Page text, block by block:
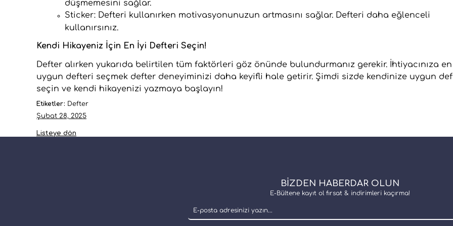
düşmemesini sağlar.
Sticker: Defteri kullanırken motivasyonunuzun artmasını sağlar. Defteri daha eğlenceli
kullanırsınız.
Kendi Hikayeniz İçin En İyi Defteri Seçin!
Defter alırken yukarıda belirtilen tüm faktörleri göz önünde bulundurmanız gerekir. İhtiyacınıza en
uygun defteri seçmek defter deneyiminizi daha keyifli hale getirir. Şimdi sizde kendinize uygun
seçin ve kendi hikayenizi yazmaya başlayın!
Etiketler: Defter
Şubat 28, 2025
Listeye dön
BİZDEN HABERDAR OLUN
E-Bültene kayıt ol fırsat & indirimleri kaçırma!